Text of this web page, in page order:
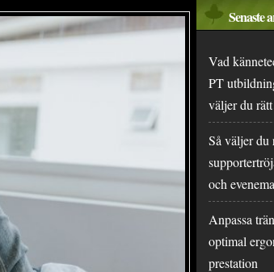
Senaste
Vad
PT
väljer du rätt
Så väljer du
och
Anpassa
optimal
prestation